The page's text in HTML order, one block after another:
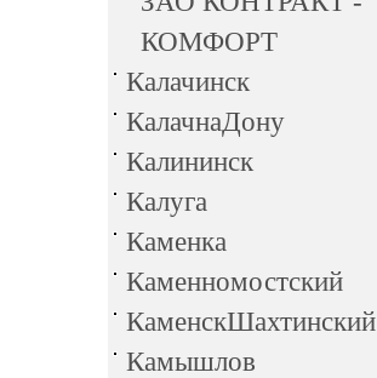
КОМФОРТ
Калачинск
КалачнаДону
Калининск
Калуга
Каменка
Каменномостский
КаменскШахтинский
Камышлов